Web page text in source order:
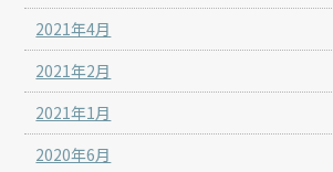
2021年4月
2021年2月
2021年1月
2020年6月